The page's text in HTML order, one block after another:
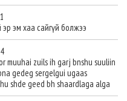
эм хаа сайгүй болжээ
muuhai zuils ih garj bnshu suuliin
gedeg sergelgui ugaas
shde geed bh shaardlaga alga